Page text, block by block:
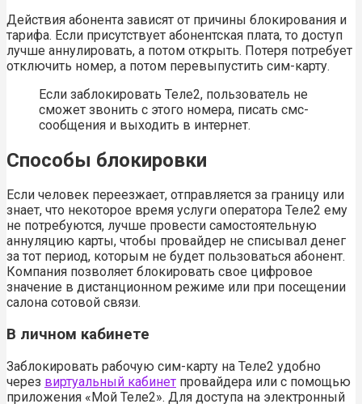
Действия абонента зависят от причины блокирования и
тарифа. Если присутствует абонентская плата, то доступ
лучше аннулировать, а потом открыть. Потеря потребует
отключить номер, а потом перевыпустить сим-карту.
Если заблокировать Теле2, пользователь не
сможет звонить с этого номера, писать смс-
сообщения и выходить в интернет.
Способы блокировки
Если человек переезжает, отправляется за границу или
знает, что некоторое время услуги оператора Теле2 ему
не потребуются, лучше провести самостоятельную
аннуляцию карты, чтобы провайдер не списывал денег
за тот период, которым не будет пользоваться абонент.
Компания позволяет блокировать свое цифровое
значение в дистанционном режиме или при посещении
салона сотовой связи.
В личном кабинете
Заблокировать рабочую сим-карту на Теле2 удобно
через виртуальный кабинет провайдера или с помощью
приложения «Мой Теле2». Для доступа на электронный